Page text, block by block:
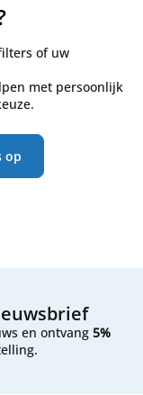
of uw
met persoonlijk
op
en ontvang 5%